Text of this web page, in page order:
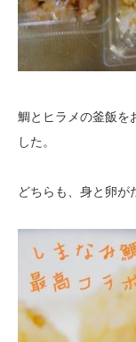
鯛とヒラメの釜飯を
した。
どちらも、身と卵が